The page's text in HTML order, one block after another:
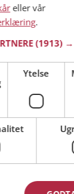
Mann
eller vår
.
(1913) →
Ytelse